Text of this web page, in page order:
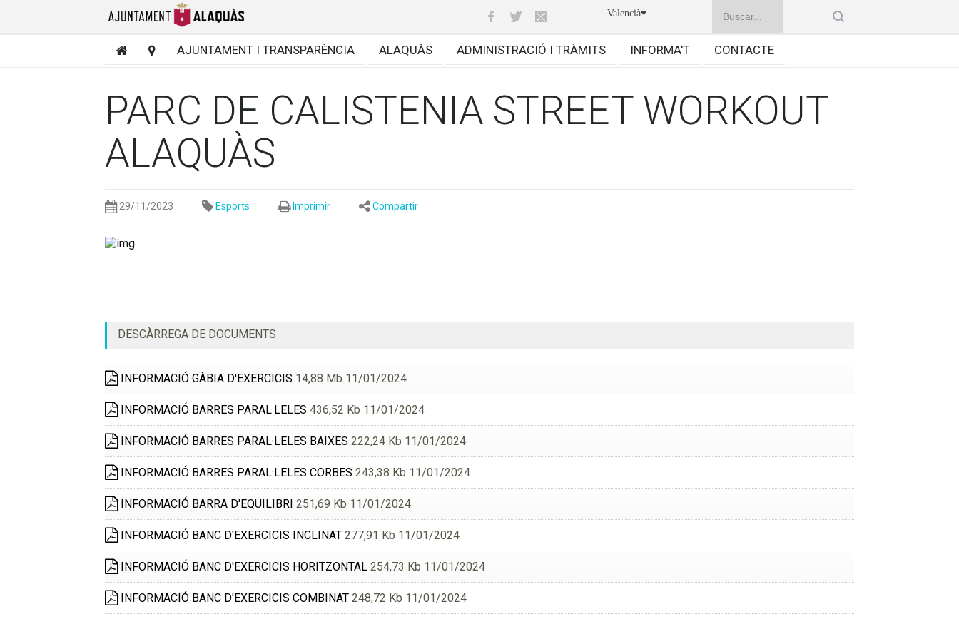
Valencià
AJUNTAMENT I TRANSPARÈNCIA ALAQUÀS ADMINISTRACIÓ I TRÀMITS INFORMA'T CONTACTE
PARC DE CALISTENIA STREET WORKOUT
ALAQUÀS
29/11/2023 Esports Imprimir Compartir
DESCÀRREGA DE DOCUMENTS
INFORMACIÓ GÀBIA D'EXERCICIS 14,88 Mb 11/01/2024
INFORMACIÓ BARRES PARAL·LELES 436,52 Kb 11/01/2024
INFORMACIÓ BARRES PARAL·LELES BAIXES 222,24 Kb 11/01/2024
INFORMACIÓ BARRES PARAL·LELES CORBES 243,38 Kb 11/01/2024
INFORMACIÓ BARRA D'EQUILIBRI 251,69 Kb 11/01/2024
INFORMACIÓ BANC D'EXERCICIS INCLINAT 277,91 Kb 11/01/2024
INFORMACIÓ BANC D'EXERCICIS HORITZONTAL 254,73 Kb 11/01/2024
INFORMACIÓ BANC D'EXERCICIS COMBINAT 248,72 Kb 11/01/2024